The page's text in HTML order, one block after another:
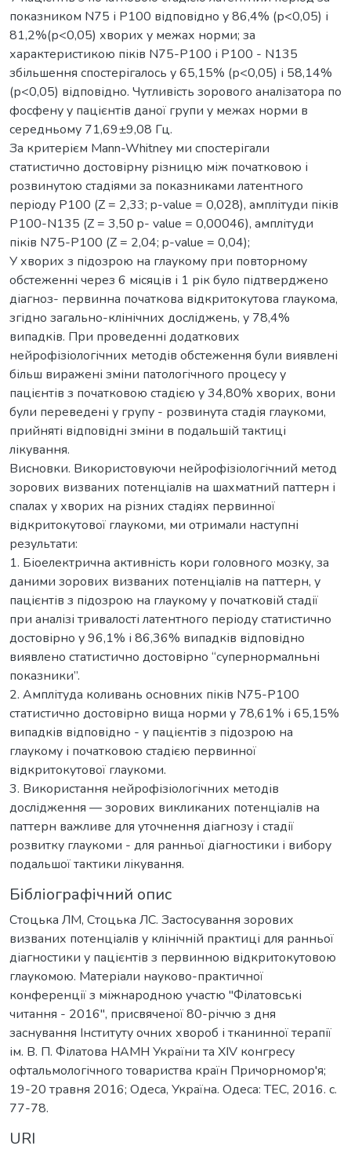
показником N75 і Р100 відповідно у 86,4% (р<0,05) і
81,2%(р<0,05) хворих у межах норми; за
характеристикою піків N75-Р100 і P100 - N135
збільшення спостерігалось у 65,15% (р<0,05) і 58,14%
(р<0,05) відповідно. Чутливість зорового аналізатора по
фосфену у пацієнтів даної групи у межах норми в
середньому 71,69±9,08 Гц.
За критерієм Mann-Whitney ми спостерігали
статистично достовірну різницю між початковою і
розвинутою стадіями за показниками латентного
періоду Р100 (Z = 2,33; p-value = 0,028), амплітуди піків
Р100-N135 (Z = 3,50 p- value = 0,00046), амплітуди
піків N75-P100 (Z = 2,04; p-value = 0,04);
У хворих з підозрою на глаукому при повторному
обстеженні через 6 місяців і 1 рік було підтверджено
діагноз- первинна початкова відкритокутова глаукома,
згідно загально-клінічних досліджень, у 78,4%
випадків. При проведенні додаткових
нейрофізіологічних методів обстеження були виявлені
більш виражені зміни патологічного процесу у
пацієнтів з початковою стадією у 34,80% хворих, вони
були переведені у групу - розвинута стадія глаукоми,
прийняті відповідні зміни в подальшій тактиці
лікування.
Висновки. Використовуючи нейрофізіологічний метод
зорових визваних потенціалів на шахматний паттерн і
спалах у хворих на різних стадіях первинної
відкритокутової глаукоми, ми отримали наступні
результати:
1. Біоелектрична активність кори головного мозку, за
даними зорових визваних потенціалів на паттерн, у
пацієнтів з підозрою на глаукому у початковій стадії
при аналізі тривалості латентного періоду статистично
достовірно у 96,1% і 86,36% випадків відповідно
виявлено статистично достовірно “супернормалньні
показники”.
2. Амплітуда коливань основних піків N75-Р100
статистично достовірно вища норми у 78,61% і 65,15%
випадків відповідно - у пацієнтів з підозрою на
глаукому і початковою стадією первинної
відкритокутової глаукоми.
3. Використання нейрофізіологічних методів
дослідження — зорових викликаних потенціалів на
паттерн важливе для уточнення діагнозу і стадії
розвитку глаукоми - для ранньої діагностики і вибору
подальшої тактики лікування.
Бібліографічний опис
Стоцька ЛМ, Стоцька ЛС. Застосування зорових
визваних потенціалів у клінічній практиці для ранньої
діагностики у пацієнтів з пеpвинною відкритокутовою
глаукомою. Матеріали науково-практичної
конференції з міжнародною участю "Філатовські
читання - 2016", присвяченої 80-річчю з дня
заснування Інституту очних хвороб і тканинної терапії
ім. В. П. Філатова НАМН України та XIV конгресу
офтальмологічного товариства країн Причорномор'я;
19-20 травня 2016; Одеса, Україна. Одеса: ТЕС, 2016. с.
77-78.
URI